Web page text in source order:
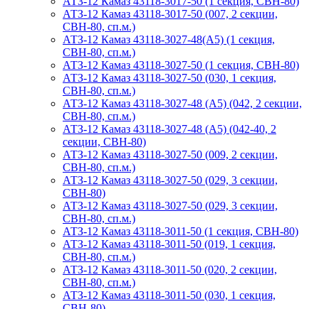
АТЗ-12 Камаз 43118-3017-50 (007, 2 секции,
СВН-80, сп.м.)
АТЗ-12 Камаз 43118-3027-48(A5) (1 секция,
СВН-80, сп.м.)
АТЗ-12 Камаз 43118-3027-50 (1 секция, СВН-80)
АТЗ-12 Камаз 43118-3027-50 (030, 1 секция,
СВН-80, сп.м.)
АТЗ-12 Камаз 43118-3027-48 (А5) (042, 2 секции,
СВН-80, сп.м.)
АТЗ-12 Камаз 43118-3027-48 (А5) (042-40, 2
секции, СВН-80)
АТЗ-12 Камаз 43118-3027-50 (009, 2 секции,
СВН-80, сп.м.)
АТЗ-12 Камаз 43118-3027-50 (029, 3 секции,
СВН-80)
АТЗ-12 Камаз 43118-3027-50 (029, 3 секции,
СВН-80, сп.м.)
АТЗ-12 Камаз 43118-3011-50 (1 секция, СВН-80)
АТЗ-12 Камаз 43118-3011-50 (019, 1 секция,
СВН-80, сп.м.)
АТЗ-12 Камаз 43118-3011-50 (020, 2 секции,
СВН-80, сп.м.)
АТЗ-12 Камаз 43118-3011-50 (030, 1 секция,